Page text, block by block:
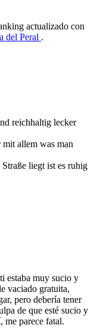
actualizado con
del Peral .
reichhaltig lecker
mit allem was man
liegt ist es ruhig
estaba muy sucio y
vaciado gratuita,
pero debería tener
de que esté sucio y
me parece fatal.